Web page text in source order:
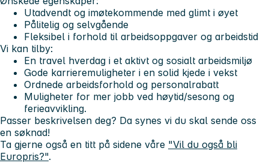
Utadvendt og imøtekommende med glimt i øyet
Pålitelig og selvgående
Fleksibel i forhold til arbeidsoppgaver og arbeidstid
Vi kan tilby:
En travel hverdag i et aktivt og sosialt arbeidsmiljø
Gode karrieremuligheter i en solid kjede i vekst
Ordnede arbeidsforhold og personalrabatt
Muligheter for mer jobb ved høytid/sesong og
ferieavvikling.
Passer beskrivelsen deg? Da synes vi du skal sende oss
en søknad!
Ta gjerne også en titt på sidene våre "Vil du også bli
Europris?".